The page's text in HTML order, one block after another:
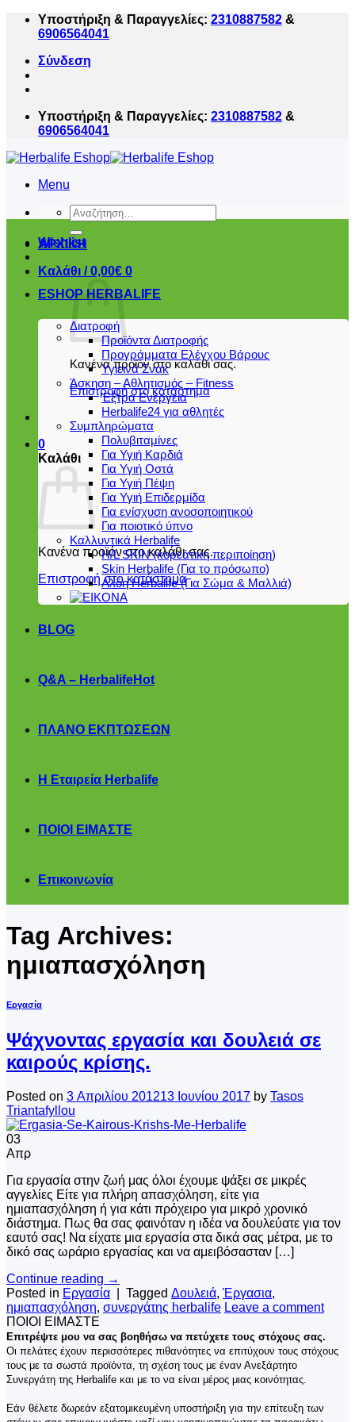
ΜετάβασηΥποστήριξη & Παραγγελίες: 2310887582 &
6906564041
Σύνδεση
Υποστήριξη & Παραγγελίες: 2310887582 &
6906564041
Menu
Αναζήτηση
για:
Wishlist
Καλάθι /0,00€ 0
Κανένα προϊόν στο καλάθι σας.
Επιστροφή στο κατάστημα
0
Καλάθι
Κανένα προϊόν στο καλάθι σας.
Επιστροφή στο κατάστημα
ΑΡΧΙΚΗ
ESHOP HERBALIFE
Διατροφή
Προϊόντα Διατροφής
Προγράμματα Ελέγχου Βάρους
Υγιεινά Σνακ
Άσκηση – Αθλητισμός – Fitness
Έξτρα Ενέργεια
Herbalife24 για αθλητές
Συμπληρώματα
Πολυβιταμίνες
Για Υγιή Καρδιά
Για Υγιή Οστά
Για Υγιή Πέψη
Για Υγιή Επιδερμίδα
Για ενίσχυση ανοσοποιητικού
Για ποιοτικό ύπνο
Καλλυντικά Herbalife
H/L SKIN (κορεάτικη περιποίηση)
Skin Herbalife (Για το πρόσωπο)
Αλόη Ηerbalife (Για Σώμα & Μαλλιά)
BLOG
Q&A – Herbalife
ΠΛΑΝΟ ΕΚΠΤΩΣΕΩΝ
Η Εταιρεία Herbalife
ΠΟΙΟΙ ΕΙΜΑΣΤΕ
Επικοινωνία
Tag Archives:
ημιαπασχόληση
Εργασία
Ψάχνοντας εργασία και δουλειά σε
καιρούς κρίσης.
Posted on 3 Απριλίου 201213 Ιουνίου 2017 by Tasos
Triantafyllou
03
Απρ
Για εργασία στην ζωή μας όλοι έχουμε ψάξει σε μικρές
αγγελίες Είτε για πλήρη απασχόληση, είτε για
ημιαπασχόληση ή για κάτι πρόχειρο για μικρό χρονικό
διάστημα. Πως θα σας φαινόταν η ιδέα να δουλεύατε για τον
εαυτό σας! Να είχατε μια εργασία στα δικά σας μέτρα, με το
δικό σας ωράριο εργασίας και να αμειβόσασταν […]
Continue reading →
Posted in Εργασία Tagged Δουλειά, Έργασια,
ημιαπασχόληση, συνεργάτης herbalife Leave a comment
ΠΟΙΟΙ ΕΙΜΑΣΤΕ
Επιτρέψτε μου να σας βοηθήσω να πετύχετε τους στόχους σας.
Οι πελάτες έχουν περισσότερες πιθανότητες να επιτύχουν τους στόχους
τους με τα σωστά προϊόντα, τη σχέση τους με έναν Ανεξάρτητο
Συνεργάτη της Herbalife και με το να είναι μέρος μιας κοινότητας.
Εάν θέλετε δωρεάν εξατομικευμένη υποστήριξη για την επίτευξη των